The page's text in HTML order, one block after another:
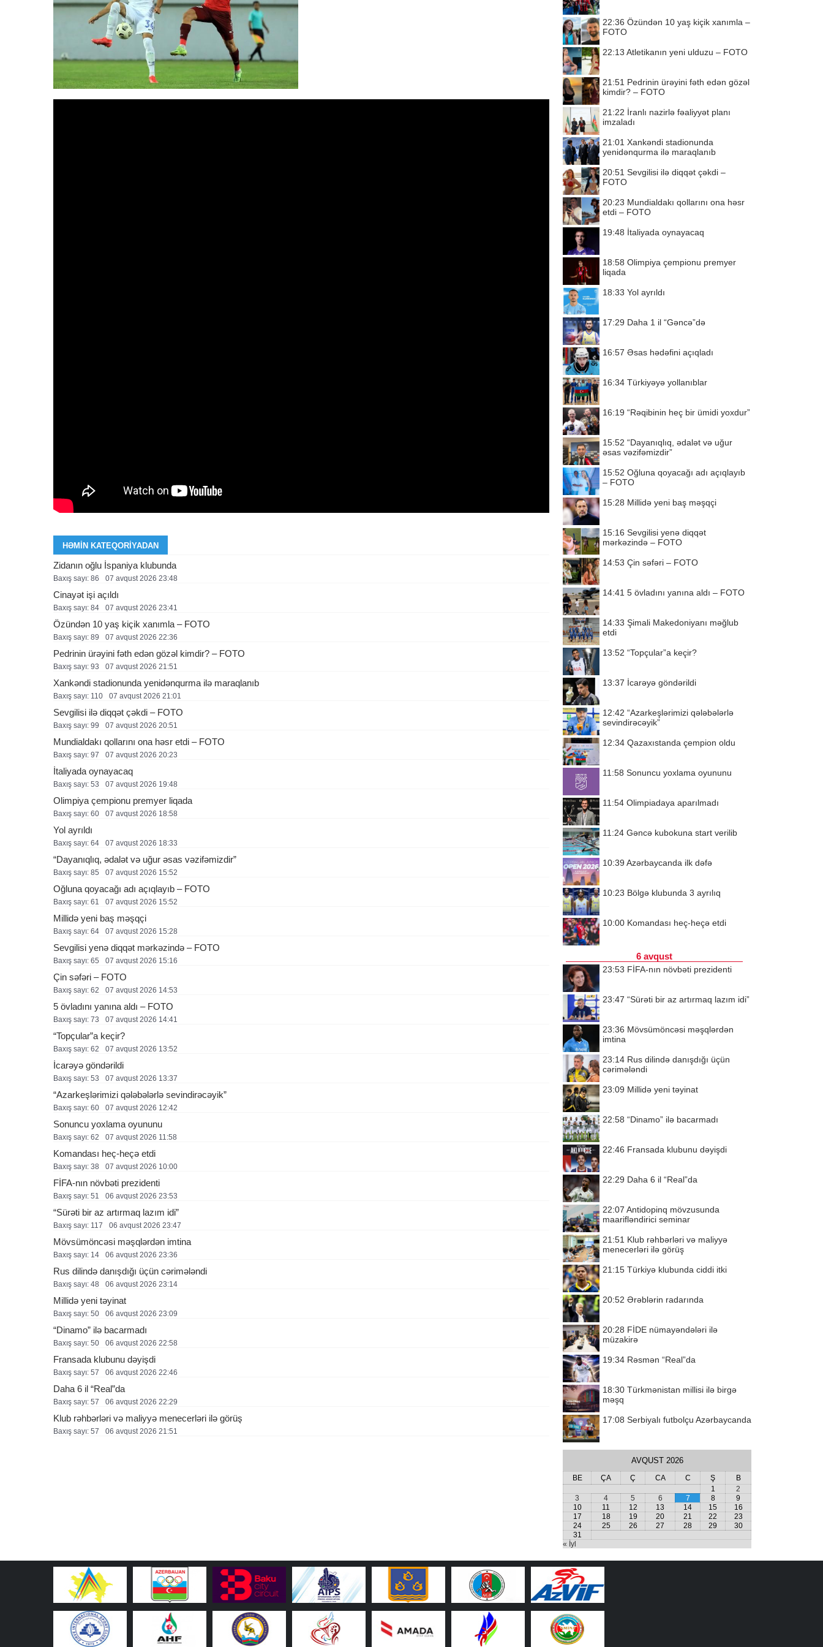
HƏMIN KATEQORIYADAN
Zidanın oğlu İspaniya klubunda
Baxış sayı: 86 07 avqust 2026 23:48
Cinayət işi açıldı
Baxış sayı: 84 07 avqust 2026 23:41
Özündən 10 yaş kiçik xanımla – FOTO
Baxış sayı: 89 07 avqust 2026 22:36
Pedrinin ürəyini fəth edən gözəl kimdir? – FOTO
Baxış sayı: 93 07 avqust 2026 21:51
Xankəndi stadionunda yenidənqurma ilə maraqlanıb
Baxış sayı: 110 07 avqust 2026 21:01
Sevgilisi ilə diqqət çəkdi – FOTO
Baxış sayı: 99 07 avqust 2026 20:51
Mundialdakı qollarını ona həsr etdi – FOTO
Baxış sayı: 97 07 avqust 2026 20:23
İtaliyada oynayacaq
Baxış sayı: 53 07 avqust 2026 19:48
Olimpiya çempionu premyer liqada
Baxış sayı: 60 07 avqust 2026 18:58
Yol ayrıldı
Baxış sayı: 64 07 avqust 2026 18:33
“Dayanıqlıq, ədalət və uğur əsas vəzifəmizdir”
Baxış sayı: 85 07 avqust 2026 15:52
Oğluna qoyacağı adı açıqlayıb – FOTO
Baxış sayı: 61 07 avqust 2026 15:52
Millidə yeni baş məşqçi
Baxış sayı: 64 07 avqust 2026 15:28
Sevgilisi yenə diqqət mərkəzində – FOTO
Baxış sayı: 65 07 avqust 2026 15:16
Çin səfəri – FOTO
Baxış sayı: 62 07 avqust 2026 14:53
5 övladını yanına aldı – FOTO
Baxış sayı: 73 07 avqust 2026 14:41
“Topçular”a keçir?
Baxış sayı: 62 07 avqust 2026 13:52
İcarəyə göndərildi
Baxış sayı: 53 07 avqust 2026 13:37
“Azarkeşlərimizi qələbələrlə sevindirəcəyik”
Baxış sayı: 60 07 avqust 2026 12:42
Sonuncu yoxlama oyununu
Baxış sayı: 62 07 avqust 2026 11:58
Komandası heç-heçə etdi
Baxış sayı: 38 07 avqust 2026 10:00
FİFA-nın növbəti prezidenti
Baxış sayı: 51 06 avqust 2026 23:53
“Sürəti bir az artırmaq lazım idi”
Baxış sayı: 117 06 avqust 2026 23:47
Mövsümöncəsi məşqlərdən imtina
Baxış sayı: 14 06 avqust 2026 23:36
Rus dilində danışdığı üçün cərimələndi
Baxış sayı: 48 06 avqust 2026 23:14
Millidə yeni təyinat
Baxış sayı: 50 06 avqust 2026 23:09
“Dinamo” ilə bacarmadı
Baxış sayı: 50 06 avqust 2026 22:58
Fransada klubunu dəyişdi
Baxış sayı: 57 06 avqust 2026 22:46
Daha 6 il “Real”da
Baxış sayı: 57 06 avqust 2026 22:29
Klub rəhbərləri və maliyyə menecerləri ilə görüş
Baxış sayı: 57 06 avqust 2026 21:51
22:36 Özündən 10 yaş kiçik xanımla –
FOTO
22:13 Atletikanın yeni ulduzu – FOTO
21:51 Pedrinin ürəyini fəth edən gözəl
kimdir? – FOTO
21:22 İranlı nazirlə fəaliyyət planı
imzaladı
21:01 Xankəndi stadionunda
yenidənqurma ilə maraqlanıb
20:51 Sevgilisi ilə diqqət çəkdi –
FOTO
20:23 Mundialdakı qollarını ona həsr
etdi – FOTO
19:48 İtaliyada oynayacaq
18:58 Olimpiya çempionu premyer
liqada
18:33 Yol ayrıldı
17:29 Daha 1 il “Gəncə”də
16:57 Əsas hədəfini açıqladı
16:34 Türkiyəyə yollanıblar
16:19 “Rəqibinin heç bir ümidi yoxdur”
15:52 “Dayanıqlıq, ədalət və uğur
əsas vəzifəmizdir”
15:52 Oğluna qoyacağı adı açıqlayıb
– FOTO
15:28 Millidə yeni baş məşqçi
15:16 Sevgilisi yenə diqqət
mərkəzində – FOTO
14:53 Çin səfəri – FOTO
14:41 5 övladını yanına aldı – FOTO
14:33 Şimali Makedoniyanı məğlub
etdi
13:52 “Topçular”a keçir?
13:37 İcarəyə göndərildi
12:42 “Azarkeşlərimizi qələbələrlə
sevindirəcəyik”
12:34 Qazaxıstanda çempion oldu
11:58 Sonuncu yoxlama oyununu
11:54 Olimpiadaya aparılmadı
11:24 Gəncə kubokuna start verilib
10:39 Azərbaycanda ilk dəfə
10:23 Bölgə klubunda 3 ayrılıq
10:00 Komandası heç-heçə etdi
6 avqust
23:53 FİFA-nın növbəti prezidenti
23:47 “Sürəti bir az artırmaq lazım idi”
23:36 Mövsümöncəsi məşqlərdən
imtina
23:14 Rus dilində danışdığı üçün
cərimələndi
23:09 Millidə yeni təyinat
22:58 “Dinamo” ilə bacarmadı
22:46 Fransada klubunu dəyişdi
22:29 Daha 6 il “Real”da
22:07 Antidopinq mövzusunda
maarifləndirici seminar
21:51 Klub rəhbərləri və maliyyə
menecerləri ilə görüş
21:15 Türkiyə klubunda ciddi itki
20:52 Ərəblərin radarında
20:28 FİDE nümayəndələri ilə
müzakirə
19:34 Rəsmən “Real”da
18:30 Türkmənistan millisi ilə birgə
məşq
17:08 Serbiyalı futbolçu Azərbaycanda
AVQUST 2026
BE ÇA Ç CA C Ş
B
1
2
3
4 5 6 7 8
9
10
11 12 13 14 15
16
17
18 19 20 21 22
23
24
25 26 27 28 29
30
31
« İyl